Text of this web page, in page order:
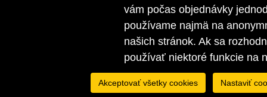
vám počas objednávky
používame najmä na
našich stránok. Ak sa
používať niektoré funkcie na
Akceptovať všetky cookies Nastaviť